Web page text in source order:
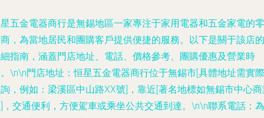
五金電器商行是無錫地區一家專注于家用電器和五金家電的零
，為當地居民和團購客戶提供便捷的服務。以下是關于該店的
指南，涵蓋門店地址、電話、價格參考、團購優惠及營業時
\n\n門店地址 ：恒星五金電器商行位于無錫市[具體地址需實際
，例如：梁溪區中山路XX號]，靠近[著名地標如無錫市中心
，交通便利，方便駕車或乘坐公共交通到達。\n\n聯系電話 ：為